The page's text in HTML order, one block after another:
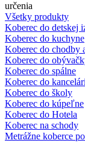
určenia
Všetky produkty
Koberec do detskej
Koberec do kuchyne
Koberec do chodby
Koberec do
Koberec do spálne
Koberec do
Koberec do školy
Koberec do kúpeľne
Koberec do Hotela
Koberec na schody
Metrážne koberce